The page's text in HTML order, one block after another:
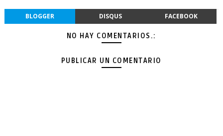
BLOGGER DISQUS FACEBOOK
NO HAY COMENTARIOS.:
PUBLICAR UN COMENTARIO